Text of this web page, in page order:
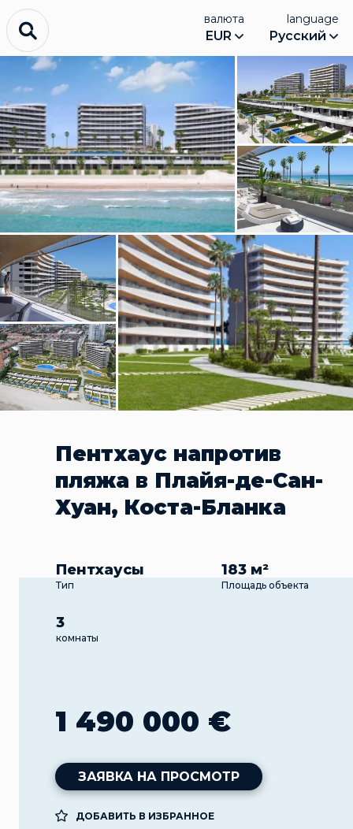
валюта
EUR
language
Русский
Пентхаус напротив
пляжа в Плайя-де-Сан-
Хуан, Коста-Бланка
Пентхаусы
Тип
183 м²
Площадь объекта
3
комнаты
1 490 000 €
ЗАЯВКА НА ПРОСМОТР
ДОБАВИТЬ В ИЗБРАННОЕ